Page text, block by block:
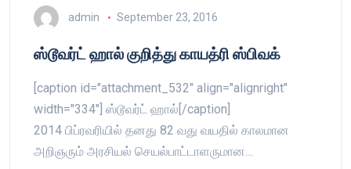
admin September 23, 2016
ஸ்டூவர்ட் ஹால் குறித்து காயத்ரி ஸ்பிவக்
[caption id="attachment_532" align="alignright"
width="334"] ஸ்டூவர்ட் ஹால்[/caption]
2014 பிப்ரவரியில் தனது 82 வது வயதில் காலமான
அறிஞரும் அரசியல் செயல்பாட்டாளருமான…